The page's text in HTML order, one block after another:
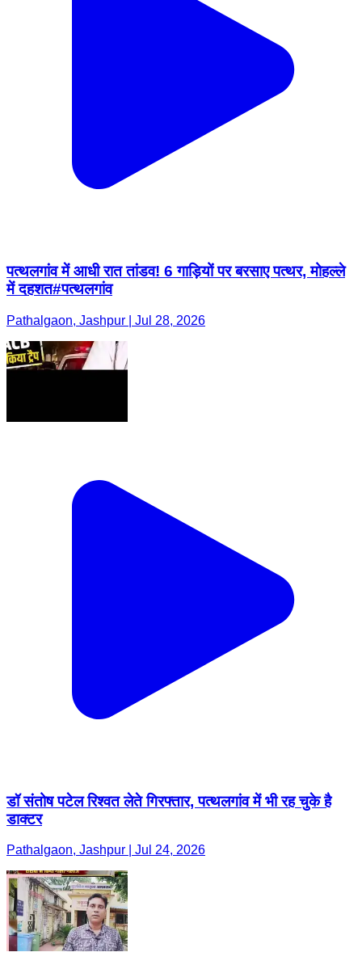
पत्थलगांव में आधी रात तांडव! 6 गाड़ियों पर बरसाए पत्थर, मोहल्ले
में दहशत#पत्थलगांव
Pathalgaon, Jashpur | Jul 28, 2026
डॉ संतोष पटेल रिश्वत लेते गिरफ्तार, पत्थलगांव में भी रह चुके है
डाक्टर
Pathalgaon, Jashpur | Jul 24, 2026